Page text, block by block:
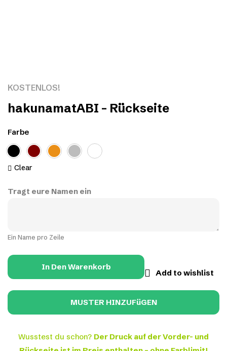
KOSTENLOS!
hakunamatABI – Rückseite
Farbe
Clear
Tragt eure Namen ein
Ein Name pro Zeile
In Den Warenkorb
Add to wishlist
Wusstest du schon? Der Druck auf der Vorder- und